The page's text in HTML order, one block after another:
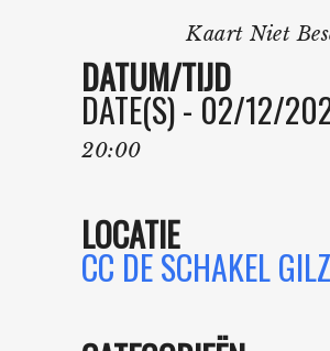
Kaart Niet
DATUM/TIJD
DATE(S) - 02/12/
20:00
LOCATIE
CC DE SCHAKEL